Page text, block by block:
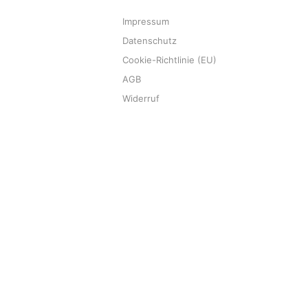
Impressum
Datenschutz
Cookie-Richtlinie (EU)
AGB
Widerruf